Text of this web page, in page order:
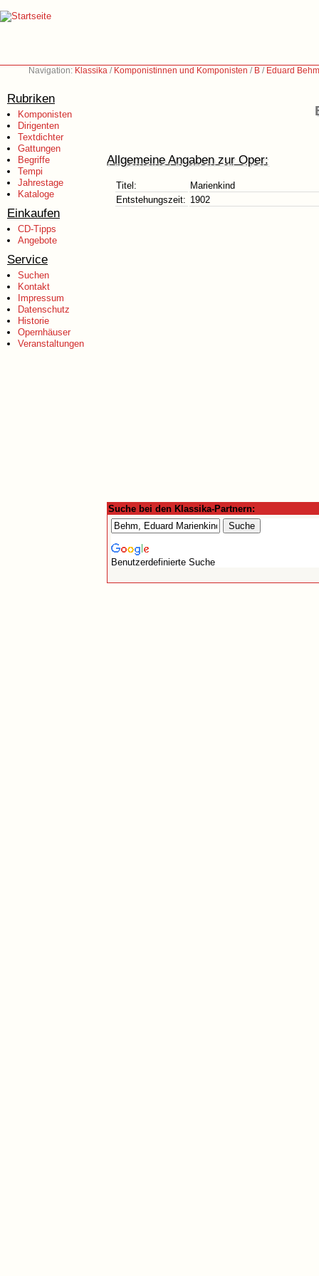
Navigation: Klassika / Komponistinnen und Komponisten / B / Eduard
Rubriken
Komponisten
Dirigenten
Textdichter
Gattungen
Begriffe
Tempi
Jahrestage
Kataloge
Einkaufen
CD-Tipps
Angebote
Service
Suchen
Kontakt
Impressum
Datenschutz
Historie
Opernhäuser
Veranstaltungen
Allgemeine Angaben zur Oper:
Titel:
Marienkind
Entstehungszeit: 1902
Suche bei den Klassika-Partnern:
Benutzerdefinierte Suche